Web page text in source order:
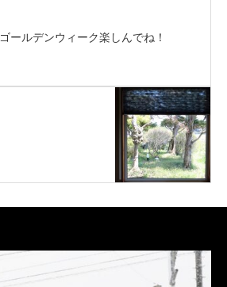
ゴールデンウィーク楽しんでね！